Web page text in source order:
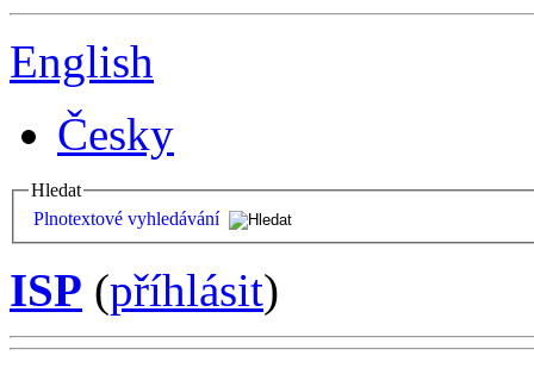
English
Česky
Hledat
Plnotextové vyhledávání
ISP (příhlásit)